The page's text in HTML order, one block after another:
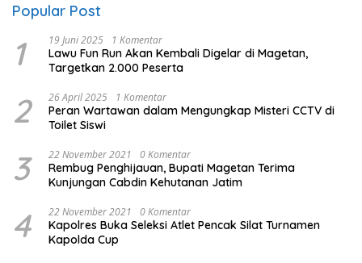
Popular Post
1 19 Juni 2025 1 Komentar
Lawu Fun Run Akan Kembali Digelar di Magetan,
Targetkan 2.000 Peserta
2 26 April 2025 1 Komentar
Peran Wartawan dalam Mengungkap Misteri CCTV di
Toilet Siswi
3 22 November 2021 0 Komentar
Rembug Penghijauan, Bupati Magetan Terima
Kunjungan Cabdin Kehutanan Jatim
4 22 November 2021 0 Komentar
Kapolres Buka Seleksi Atlet Pencak Silat Turnamen
Kapolda Cup